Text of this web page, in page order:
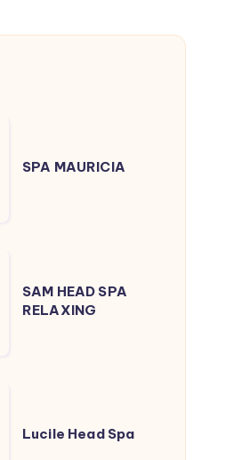
SPA MAURICIA
SAM HEAD SPA
RELAXING
Lucile Head Spa